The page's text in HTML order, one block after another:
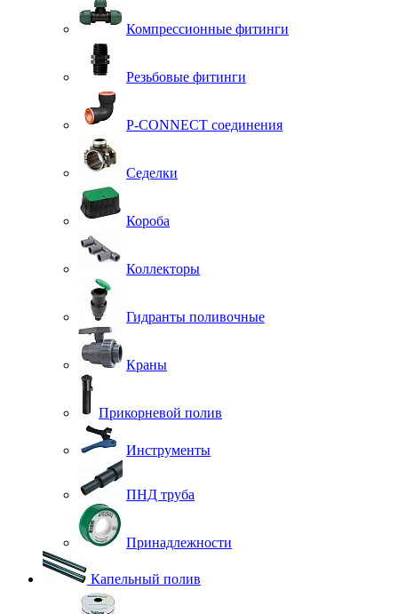
Компрессионные фитинги
Резьбовые фитинги
P-CONNECT соединения
Седелки
Короба
Коллекторы
Гидранты поливочные
Краны
Прикорневой полив
Инструменты
ПНД труба
Принадлежности
Капельный полив